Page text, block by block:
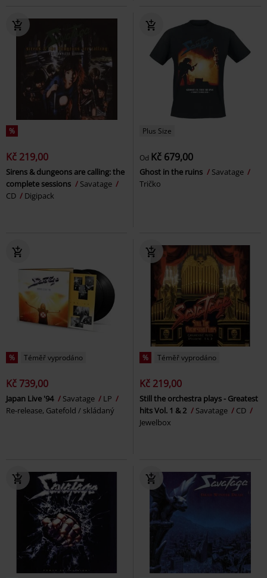
%
Kč 219,00
Sirens & dungeons are calling: the
complete sessions
Savatage
CD
Digipack
Plus Size
Od Kč 679,00
Ghost in the ruins
Savatage
Tričko
% Téměř vyprodáno
Kč 739,00
Japan Live '94 Savatage
LP
Re-release, Gatefold / skládaný
% Téměř vyprodáno
Kč 219,00
Still the orchestra plays - Greatest
hits Vol. 1 & 2
Savatage
CD
Jewelbox